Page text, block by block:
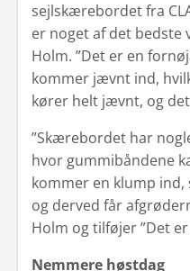
sejlskærebordet fra
er noget af det bedste
Holm. ”Det er en
kommer jævnt ind,
kører helt jævnt, og
”Skærebordet har
hvor gummibåndene
kommer en klump
og derved får
Holm og tilføjer ”Det
Nemmere høstdag